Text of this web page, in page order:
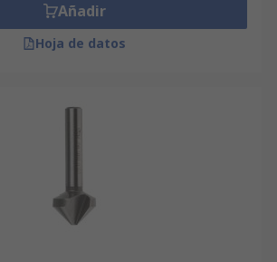
Añadir
Hoja de datos